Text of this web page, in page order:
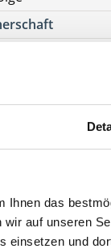
Ihnen das
auf unseren
einsetzen und
per